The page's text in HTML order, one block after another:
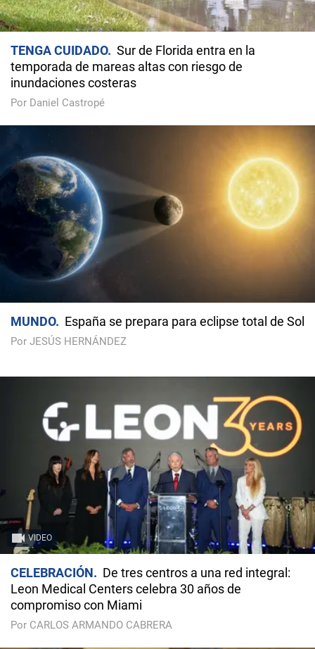
TENGA CUIDADO
Sur de Florida entra en la
temporada de mareas altas con riesgo de
inundaciones costeras
Por Daniel Castropé
MUNDO España se prepara para eclipse total de Sol
Por JESÚS HERNÁNDEZ
VIDEO
CELEBRACIÓN
De tres centros a una red integral:
Leon Medical Centers celebra 30 años de
compromiso con Miami
Por CARLOS ARMANDO CABRERA